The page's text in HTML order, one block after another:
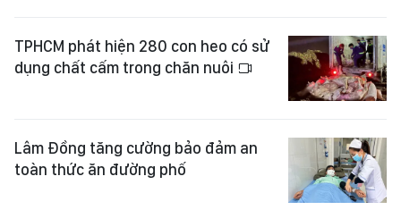
TPHCM phát hiện 280 con heo có sử
dụng chất cấm trong chăn nuôi
Lâm Đồng tăng cường bảo đảm an
toàn thức ăn đường phố